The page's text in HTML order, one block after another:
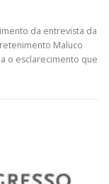
da entrevista da
Maluco
o esclarecimento que